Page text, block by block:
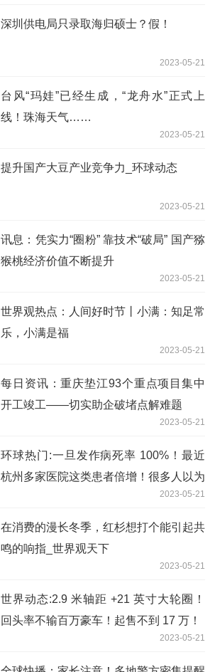
深圳供电局只录取海归硕士？假！
2023-05-21
台风“玛娃”已经生成，“龙舟水”正式上
线！珠海天气……
2023-05-21
提升国产大豆产业竞争力_环球动态
2023-05-21
讯息：凭实力“圈粉” 靠技术“破局” 国产猕
猴桃经济价值不断提升
2023-05-21
世界观热点：人间好时节丨小满：知足常
乐，小满是福
2023-05-21
每日资讯：重庆垫江93个重点项目集中
开工竣工——切实助企破堵点解难题
2023-05-21
环球热门:一旦发作病死率 100%！最近
杭州多家医院这类患者倍增！很多人以为
2023-05-21
在消费的漫长冬季，红杉想打个能引起共
鸣的响指_世界观天下
2023-05-21
世界动态:2.9 米轴距 +21 英寸大轮圈！
回头率不输百万豪车！起售不到 17 万！
2023-05-21